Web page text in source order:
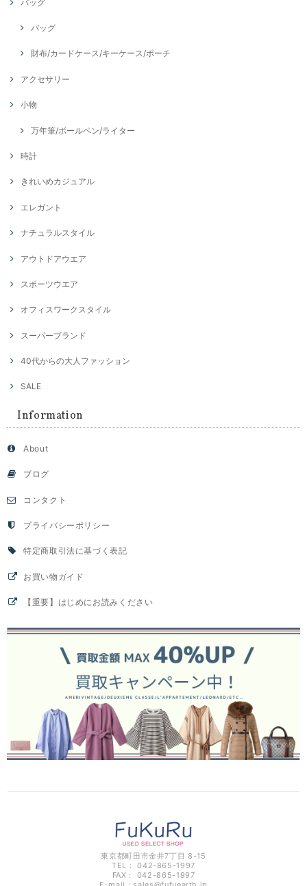
バッグ
バッグ
財布/カードケース/キーケース/ポーチ
アクセサリー
小物
万年筆/ボールペン/ライター
時計
きれいめカジュアル
エレガント
ナチュラルスタイル
アウトドアウエア
スポーツウエア
オフィスワークスタイル
スーパーブランド
40代からの大人ファッション
SALE
Information
About
ブログ
コンタクト
プライバシーポリシー
特定商取引法に基づく表記
お買い物ガイド
【重要】はじめにお読みください
東京都町田市金井7丁目 8-15
TEL： 042-865-1997
FAX： 042-865-1997